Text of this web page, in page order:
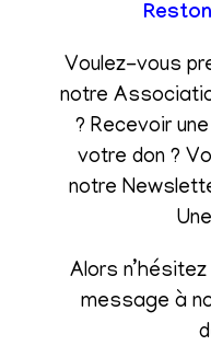
Voulez-vous
notre
? Recevoir
votre don ?
notre
Alors
message à